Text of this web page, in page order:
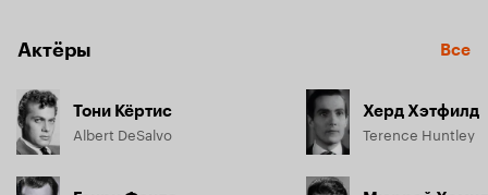
Актёры Все
Тони Кёртис
Albert DeSalvo
Херд Хэтфилд
Terence Huntley